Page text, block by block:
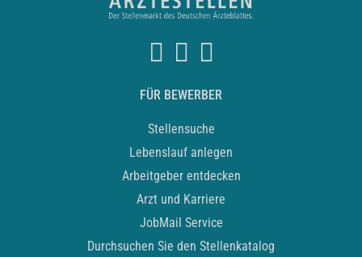
FÜR BEWERBER
Stellensuche
Lebenslauf anlegen
Arbeitgeber entdecken
Arzt und Karriere
JobMail Service
Durchsuchen Sie den Stellenkatalog